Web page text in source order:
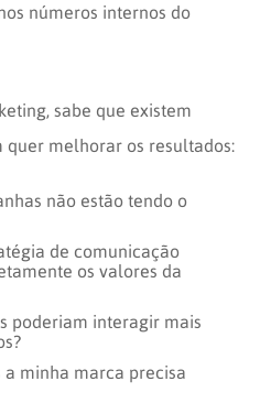
números internos do
sabe que existem
quer melhorar os resultados:
não estão tendo o
de comunicação
os valores da
poderiam interagir mais
a minha marca precisa